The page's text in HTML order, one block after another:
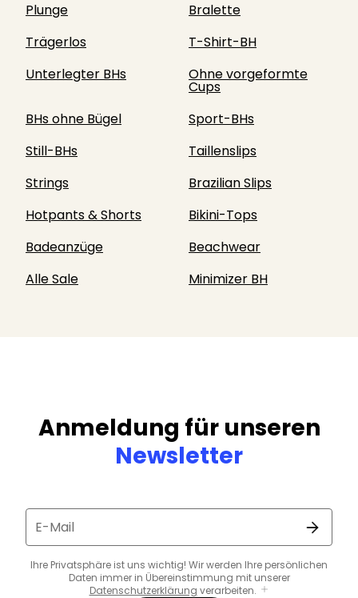
Plunge
Bralette
Trägerlos
T-Shirt-BH
Unterlegter BHs
Ohne vorgeformte
Cups
BHs ohne Bügel
Sport-BHs
Still-BHs
Taillenslips
Strings
Brazilian Slips
Hotpants & Shorts
Bikini-Tops
Badeanzüge
Beachwear
Alle Sale
Minimizer BH
Anmeldung für unseren
Newsletter
E-Mail
Ihre Privatsphäre ist uns wichtig! Wir werden Ihre persönlichen
Daten immer in Übereinstimmung mit unserer
Datenschutzerklärung verarbeiten.